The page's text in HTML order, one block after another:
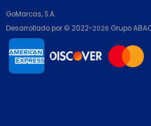
GoMarcas, S.A.
Desarrollado por © 2022-2026 Grupo